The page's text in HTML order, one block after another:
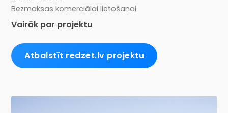
Bezmaksas komerciālai lietošanai
Vairāk par projektu
Atbalstīt redzet.lv projektu